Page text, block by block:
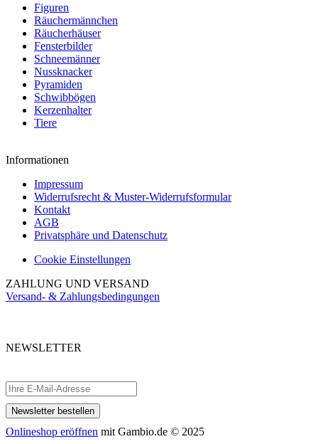
Figuren
Räuchermännchen
Räucherhäuser
Fensterbilder
Schneemänner
Nussknacker
Pyramiden
Schwibbögen
Kerzenhalter
Tiere
Informationen
Impressum
Widerrufsrecht & Muster-Widerrufsformular
Kontakt
AGB
Privatsphäre und Datenschutz
Cookie Einstellungen
ZAHLUNG UND VERSAND
Versand- & Zahlungsbedingungen
NEWSLETTER
Onlineshop eröffnen mit Gambio.de © 2025